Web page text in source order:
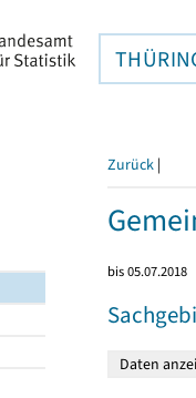
Zurück |
bis 05.07.2018